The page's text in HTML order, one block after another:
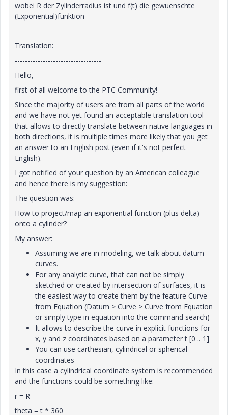
wobei R der Zylinderradius ist und f(t) die gewuenschte
(Exponential)funktion
----------------------------------
Translation:
----------------------------------
Hello,
first of all welcome to the PTC Community!
Since the majority of users are from all parts of the world
and we have not yet found an acceptable translation tool
that allows to directly translate between native languages in
both directions, it is multiple times more likely that you get
an answer to an English post (even if it's not perfect
English).
I got notified of your question by an American colleague
and hence there is my suggestion:
The question was:
How to project/map an exponential function (plus delta)
onto a cylinder?
My answer:
Assuming we are in modeling, we talk about datum
curves.
For any analytic curve, that can not be simply
sketched or created by intersection of surfaces, it is
the easiest way to create them by the feature Curve
from Equation (Datum > Curve > Curve from Equation
or simply type in equation into the command search)
It allows to describe the curve in explicit functions for
x, y and z coordinates based on a parameter t [0 .. 1]
You can use carthesian, cylindrical or spherical
coordinates
In this case a cylindrical coordinate system is recommended
and the functions could be something like:
r = R
theta = t * 360